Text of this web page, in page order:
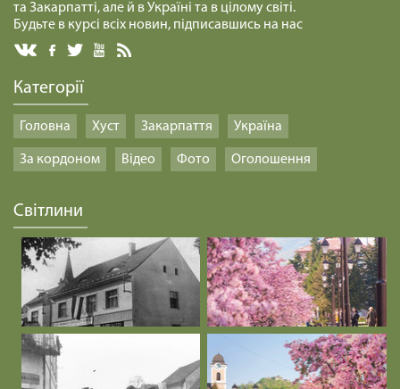
та Закарпатті, але й в Україні та в цілому світі.
Будьте в курсі всіх новин, підписавшись на нас
Категорії
Головна Хуст Закарпаття Україна
За кордоном Відео Фото Оголошення
Світлини